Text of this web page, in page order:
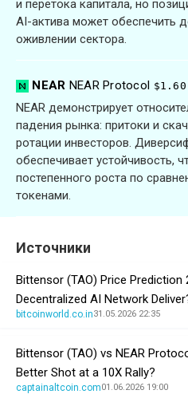
и перетока капитала, но
AI-актива может обеспечить
оживлении сектора.
NEAR NEAR Protocol $1.60
NEAR демонстрирует
падения рынка: притоки и
ротации инвесторов.
обеспечивает устойчивость,
постепенного роста по
токенами.
Источники
Bittensor (TAO) Price Prediction
Decentralized AI Network
bitcoinworld.co.in31.05.2026 22:35
Bittensor (TAO) vs NEAR
Better Shot at a 10X Rally?
captainaltcoin.com01.06.2026 19:00